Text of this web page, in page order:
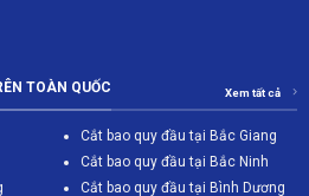
TOÀN QUỐC
Xem tất cả
Cắt bao quy đầu tại Bắc Giang
Cắt bao quy đầu tại Bắc Ninh
Cắt bao quy đầu tại Bình Dương